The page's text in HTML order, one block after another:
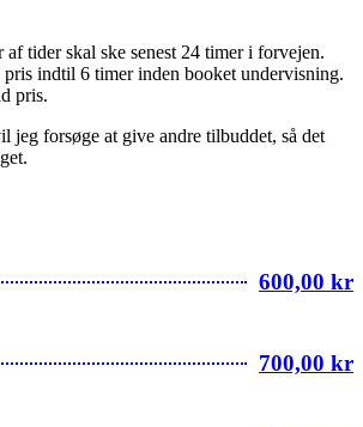
tider skal ske senest 24 timer i forvejen.
indtil 6 timer inden booket undervisning.
pris.
forsøge at give andre tilbuddet, så det
600,00 kr
700,00 kr